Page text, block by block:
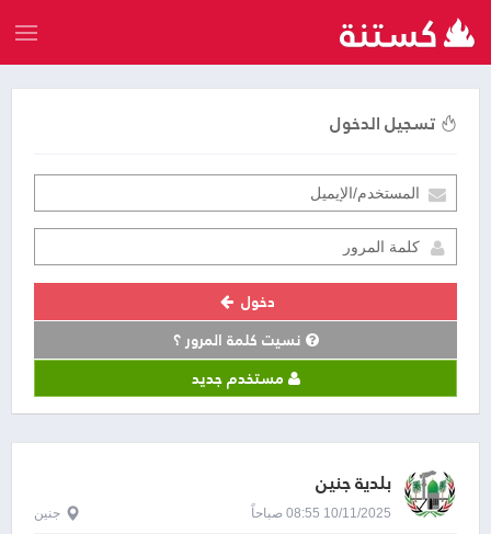
تسجيل الدخول
دخول
نسيت كلمة المرور ؟
مستخدم جديد
بلدية جنين
10/11/2025 08:55 صباحاً جنين